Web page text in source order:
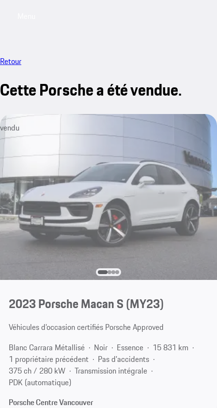
Retour
Cette Porsche a été vendue.
vendu
2023 Porsche Macan S (MY23)
Véhicules d’occasion certifiés Porsche Approved
Blanc Carrara Métallisé
Noir Essence
15 831 km
1 propriétaire précédent
Pas d'accidents
375 ch / 280 kW
Transmission intégrale
PDK (automatique)
Porsche Centre Vancouver